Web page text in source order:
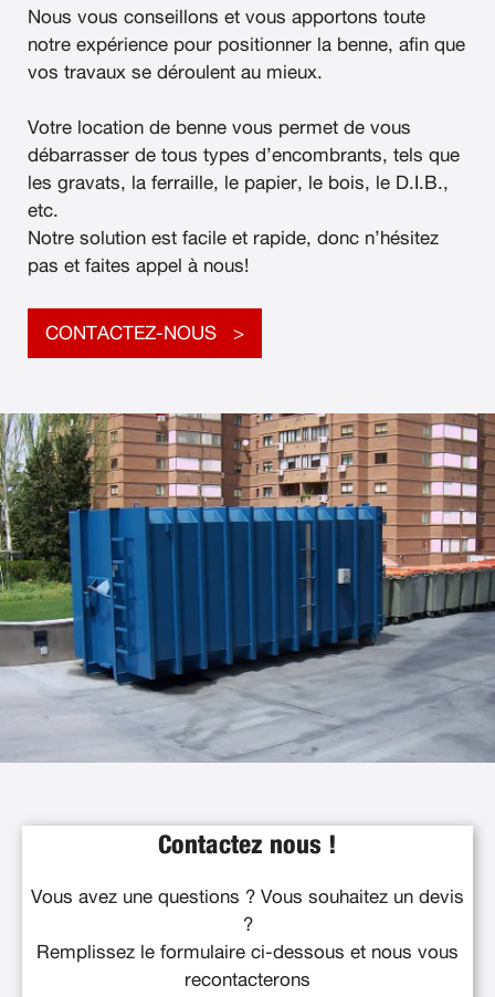
Nous vous conseillons et vous apportons toute
notre expérience pour positionner la benne, afin que
vos travaux se déroulent au mieux.
Votre location de benne vous permet de vous
débarrasser de tous types d’encombrants, tels que
les gravats, la ferraille, le papier, le bois, le D.I.B.,
etc.
Notre solution est facile et rapide, donc n’hésitez
pas et faites appel à nous!
CONTACTEZ-NOUS
Contactez nous !
Vous avez une questions ? Vous souhaitez un devis
?
Remplissez le formulaire ci-dessous et nous vous
recontacterons